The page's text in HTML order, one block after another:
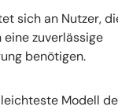
sich an Nutzer,
zuverlässige
benötigen.
Modell